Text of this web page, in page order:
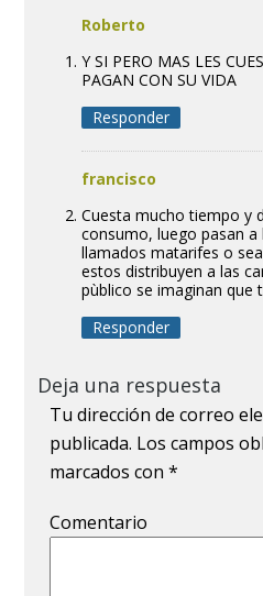
Roberto
Y SI PERO MAS LES
PAGAN CON SU VIDA
Responder
francisco
Cuesta mucho tiempo y
consumo, luego pasan
llamados matarifes o
estos distribuyen a las
pùblico se imaginan que
Responder
Deja una respuesta
Tu dirección de correo
publicada. Los campos
marcados con*
Comentario